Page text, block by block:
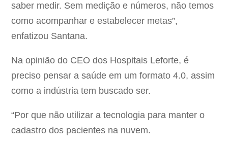
saber medir. Sem medição e números, não temos
como acompanhar e estabelecer metas”,
enfatizou Santana.
Na opinião do CEO dos Hospitais Leforte, é
preciso pensar a saúde em um formato 4.0, assim
como a indústria tem buscado ser.
“Por que não utilizar a tecnologia para manter o
cadastro dos pacientes na nuvem.